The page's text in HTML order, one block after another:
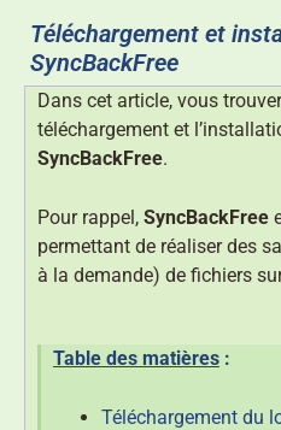
Téléchargement et
SyncBackFree
Dans cet article, vous
téléchargement et
SyncBackFree.
Pour rappel, SyncBackFree
permettant de réaliser des
à la demande) de fichiers
Table des matières :
Téléchargement du